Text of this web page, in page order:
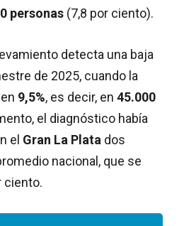
personas (7,8 por ciento).
detecta una baja
de 2025, cuando la
9,5%, es decir, en 45.000
el diagnóstico había
el Gran La Plata dos
nacional, que se
ciento.